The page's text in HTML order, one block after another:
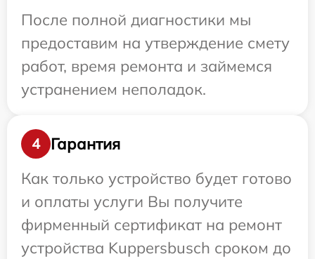
После полной диагностики мы
предоставим на утверждение смету
работ, время ремонта и займемся
устранением неполадок.
4
Гарантия
Как только устройство будет готово
и оплаты услуги Вы получите
фирменный сертификат на ремонт
устройства Kuppersbusch сроком до